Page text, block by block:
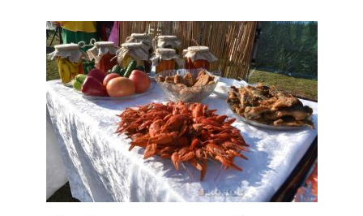
05 августа 2026 17:34
Регистрация открыта:
фестиваль инклюзивного
добровольчества «Я
чувствую» пройдет на Дону
05 августа 2026 17:20